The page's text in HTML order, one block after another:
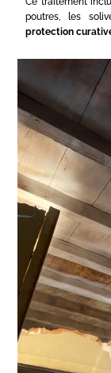
poutres, les
protection